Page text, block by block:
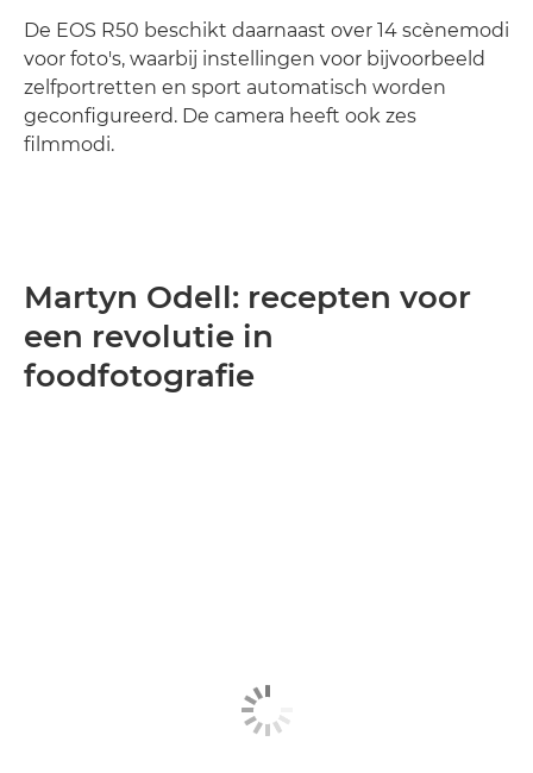
De EOS R50 beschikt daarnaast over 14 scènemodi
voor foto's, waarbij instellingen voor bijvoorbeeld
zelfportretten en sport automatisch worden
geconfigureerd. De camera heeft ook zes
filmmodi.
Martyn Odell: recepten voor
een revolutie in
foodfotografie